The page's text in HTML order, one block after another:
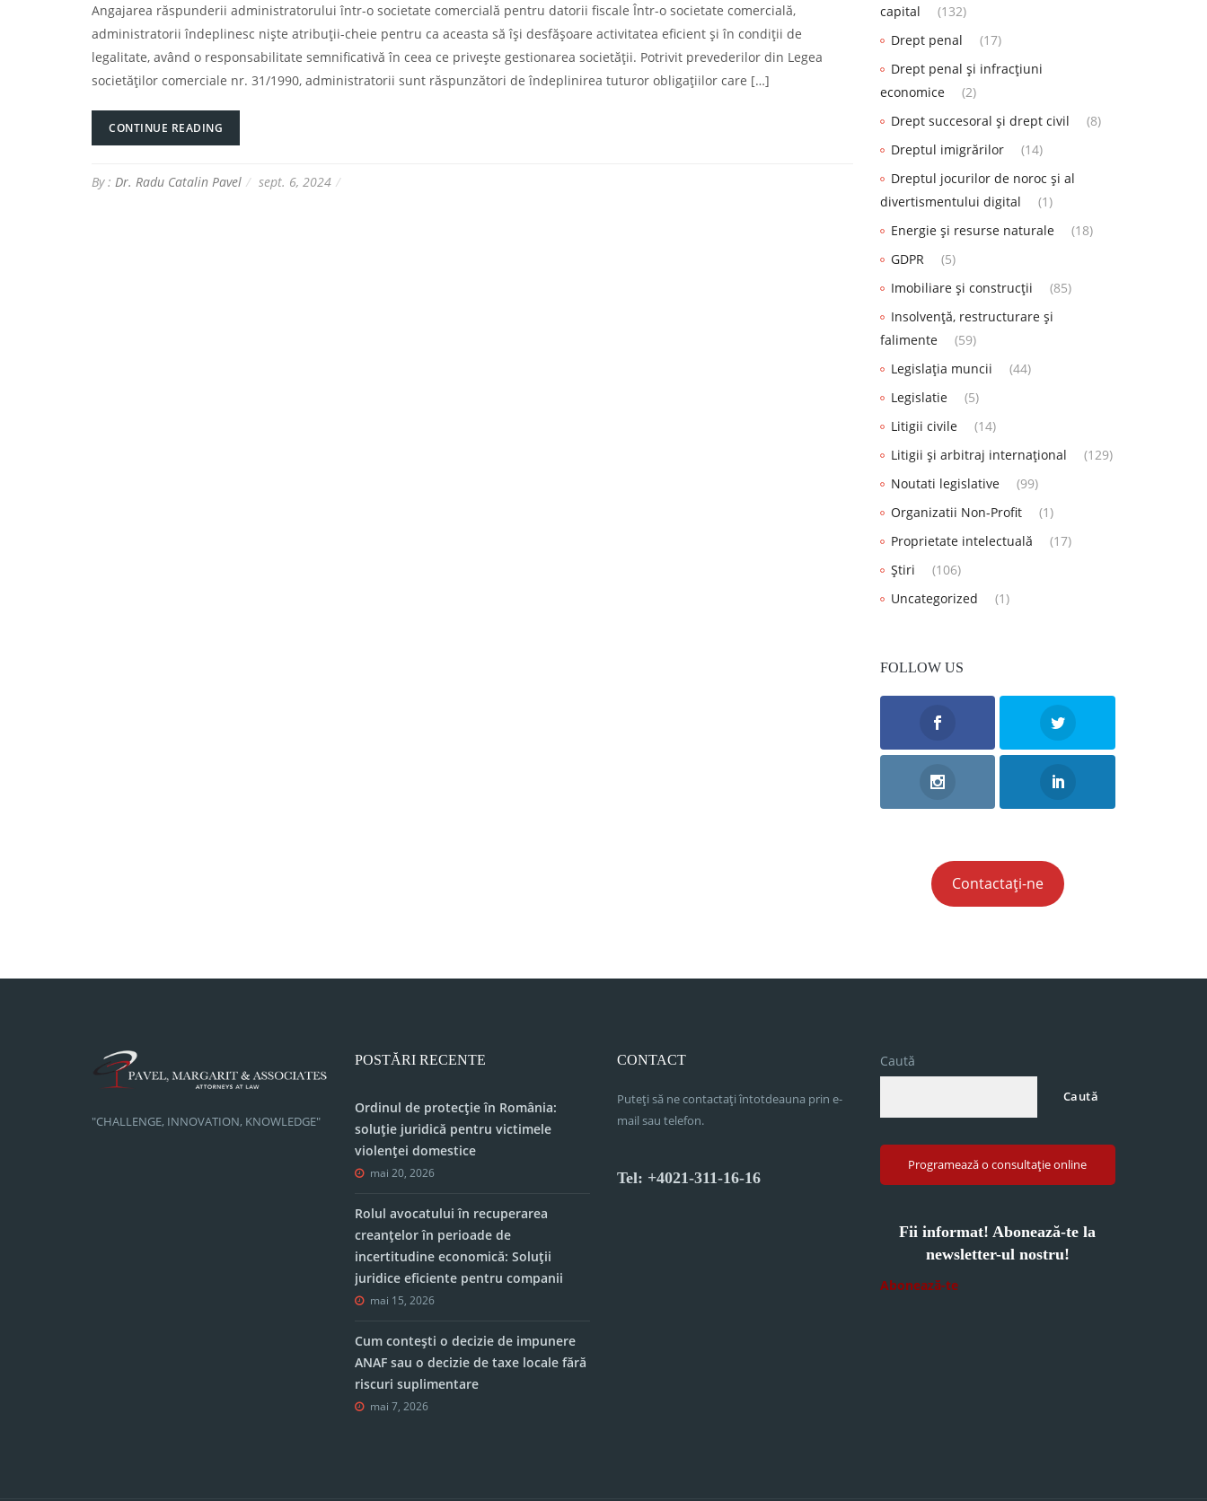
Angajarea răspunderii administratorului într-o societate comercială pentru datorii fiscale Într-o societate comercială,
administratorii îndeplinesc niște atribuții-cheie pentru ca aceasta să își desfășoare activitatea eficient și în condiții de
legalitate, având o responsabilitate semnificativă în ceea ce privește gestionarea societății. Potrivit prevederilor din Legea
societăților comerciale nr. 31/1990, administratorii sunt răspunzători de îndeplinirea tuturor obligațiilor care […]
CONTINUE READING
By : Dr. Radu Catalin Pavel sept. 6, 2024
capital
(132)
Drept penal
(17)
Drept penal și infracțiuni
economice
(2)
Drept succesoral și drept civil
(8)
Dreptul imigrărilor
(14)
Dreptul jocurilor de noroc și al
divertismentului digital
(1)
Energie și resurse naturale
(18)
GDPR
(5)
Imobiliare și construcții
(85)
Insolvență, restructurare și
falimente
(59)
Legislația muncii
(44)
Legislatie
(5)
Litigii civile
(14)
Litigii și arbitraj internațional
(129)
Noutati legislative
(99)
Organizatii Non-Profit
(1)
Proprietate intelectuală
(17)
Știri
(106)
Uncategorized
(1)
FOLLOW US
Contactați-ne
"CHALLENGE, INNOVATION, KNOWLEDGE"
POSTĂRI RECENTE
Ordinul de protecție în România:
soluție juridică pentru victimele
violenței domestice
mai 20, 2026
Rolul avocatului în recuperarea
creanțelor în perioade de
incertitudine economică: Soluții
juridice eficiente pentru companii
mai 15, 2026
Cum contești o decizie de impunere
ANAF sau o decizie de taxe locale fără
riscuri suplimentare
mai 7, 2026
CONTACT
Puteți să ne contactați întotdeauna prin e-
mail sau telefon.
Tel: +4021-311-16-16
Caută
Caută
Programează o consultație online
Fii informat! Abonează-te la
newsletter-ul nostru!
Abonează-te